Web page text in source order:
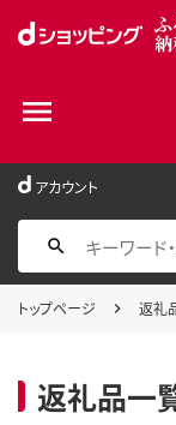
アカウント
トップページ 返礼
返礼品一